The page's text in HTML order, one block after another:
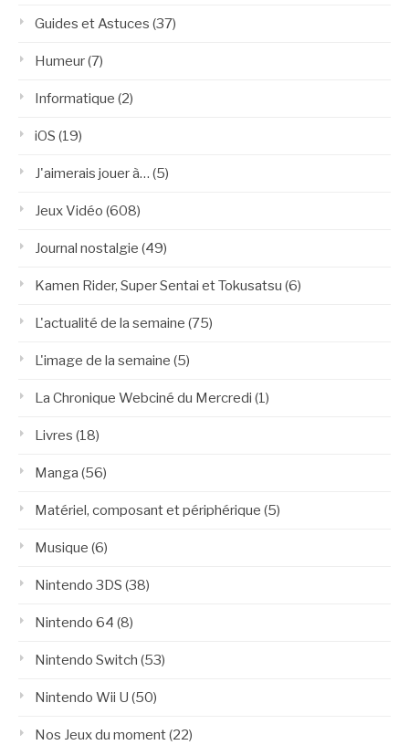
Guides et Astuces (37)
Humeur(7)
Informatique (2)
iOS (19)
J'aimerais jouer à… (5)
Jeux Vidéo (608)
Journal nostalgie (49)
Kamen Rider, Super Sentai et Tokusatsu (6)
L'actualité de la semaine (75)
L'image de la semaine (5)
La Chronique Webciné du Mercredi (1)
Livres (18)
Manga (56)
Matériel, composant et périphérique (5)
Musique (6)
Nintendo 3DS (38)
Nintendo 64 (8)
Nintendo Switch (53)
Nintendo Wii U (50)
Nos Jeux du moment(22)